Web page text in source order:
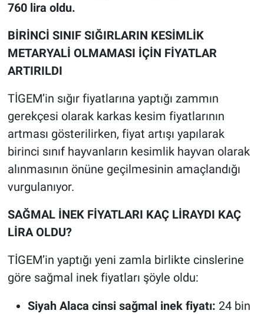
760 lira oldu.
BİRİNCİ SINIF SIĞIRLARIN KESİMLİK
METARYALİ OLMAMASI İÇİN FİYATLAR
ARTIRILDI
TİGEM’in sığır fiyatlarına yaptığı zammın
gerekçesi olarak karkas kesim fiyatlarının
artması gösterilirken, fiyat artışı yapılarak
birinci sınıf hayvanların kesimlik hayvan olarak
alınmasının önüne geçilmesinin amaçlandığı
vurgulanıyor.
SAĞMAL İNEK FİYATLARI KAÇ LİRAYDI KAÇ
LİRA OLDU?
TİGEM’in yaptığı yeni zamla birlikte cinslerine
göre sağmal inek fiyatları şöyle oldu:
Siyah Alaca cinsi sağmal inek fiyatı: 24 bin